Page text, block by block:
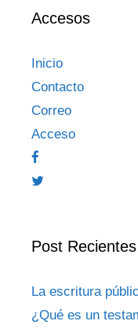
Accesos
Inicio
Contacto
Correo
Acceso
Post Recientes
La escritura
¿Qué es un